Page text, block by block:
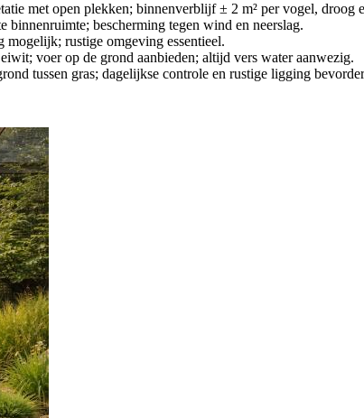
met open plekken; binnenverblijf ± 2 m² per vogel, droog
binnenruimte; bescherming tegen wind en neerslag.
rustige omgeving essentieel.
voer op de grond aanbieden; altijd vers water aanwezig.
tussen gras; dagelijkse controle en rustige ligging